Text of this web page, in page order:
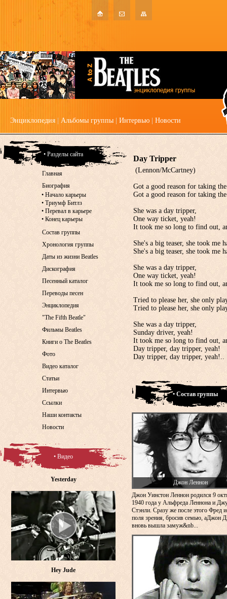
Энциклопедия Альбомы группы Интервью Новости
Day Tripper
(Lennon/McCartney)
Got a good reason for taking
Got a good reason for taking
She was a day tripper,
One way ticket, yeah!
It took me so long to find out,
She's a big teaser, she took me
She's a big teaser, she took me
She was a day tripper,
One way ticket, yeah!
It took me so long to find out,
Tried to please her, she only
Tried to please her, she only
She was a day tripper,
Sunday driver, yeah!
It took me so long to find out,
Day tripper, day tripper, yeah!
Day tripper, day tripper, yeah!..
• Состав группы
Джон Леннон
Джон Уинстон Леннон родился 9
1940 года у Альфреда Леннона и
Стэнли. Сразу же после этого Фред
поля зрения, бросив семью, аДжон
вновь вышла замуж&nb...
• Разделы сайта
Главная
Биография
• Начало карьеры
• Триумф Битлз
• Перевал в карьере
• Конец карьеры
Состав группы
Хронология группы
Даты из жизни Beatles
Дискография
Песенный каталог
Переводы песен
Энциклопедия
"The Fifth Beatle"
Фильмы Beatles
Книги о The Beatles
Фото
Видео каталог
Статьи
Интервью
Ссылки
Наши контакты
Новости
• Видео
Yesterday
Hey Jude